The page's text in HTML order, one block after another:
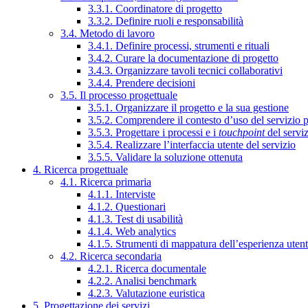
3.3.1. Coordinatore di progetto
3.3.2. Definire ruoli e responsabilità
3.4. Metodo di lavoro
3.4.1. Definire processi, strumenti e rituali
3.4.2. Curare la documentazione di progetto
3.4.3. Organizzare tavoli tecnici collaborativi
3.4.4. Prendere decisioni
3.5. Il processo progettuale
3.5.1. Organizzare il progetto e la sua gestione
3.5.2. Comprendere il contesto d’uso del servizio
3.5.3. Progettare i processi e i touchpointdel
3.5.4. Realizzare l’interfaccia utente del servizio
3.5.5. Validare la soluzione ottenuta
4. Ricerca progettuale
4.1. Ricerca primaria
4.1.1. Interviste
4.1.2. Questionari
4.1.3. Test di usabilità
4.1.4. Web analytics
4.1.5. Strumenti di mappatura dell’esperienza
4.2. Ricerca secondaria
4.2.1. Ricerca documentale
4.2.2. Analisi benchmark
4.2.3. Valutazione euristica
5. Progettazione dei servizi